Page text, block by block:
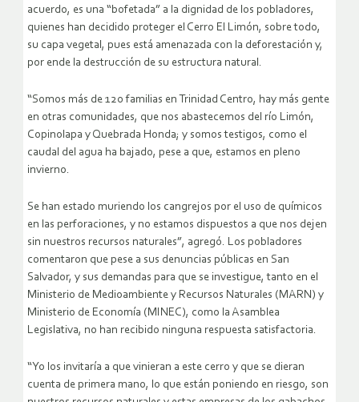
acuerdo, es una “bofetada” a la dignidad de los pobladores,
quienes han decidido proteger el Cerro El Limón, sobre todo,
su capa vegetal, pues está amenazada con la deforestación y,
por ende la destrucción de su estructura natural.
“Somos más de 120 familias en Trinidad Centro, hay más gente
en otras comunidades, que nos abastecemos del río Limón,
Copinolapa y Quebrada Honda; y somos testigos, como el
caudal del agua ha bajado, pese a que, estamos en pleno
invierno.
Se han estado muriendo los cangrejos por el uso de químicos
en las perforaciones, y no estamos dispuestos a que nos dejen
sin nuestros recursos naturales”, agregó. Los pobladores
comentaron que pese a sus denuncias públicas en San
Salvador, y sus demandas para que se investigue, tanto en el
Ministerio de Medioambiente y Recursos Naturales (MARN) y
Ministerio de Economía (MINEC), como la Asamblea
Legislativa, no han recibido ninguna respuesta satisfactoria.
“Yo los invitaría a que vinieran a este cerro y que se dieran
cuenta de primera mano, lo que están poniendo en riesgo, son